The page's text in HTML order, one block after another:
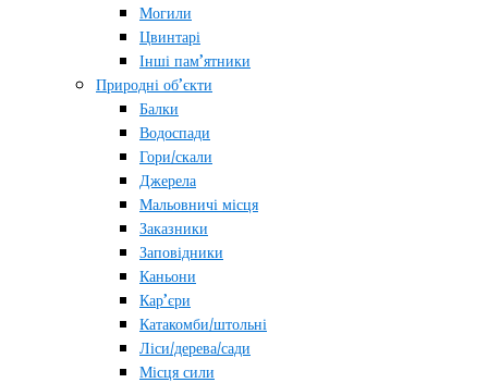
Могили
Цвинтарі
Інші пам’ятники
Природні об’єкти
Балки
Водоспади
Гори/скали
Джерела
Мальовничі місця
Заказники
Заповідники
Каньони
Кар’єри
Катакомби/штольні
Ліси/дерева/сади
Місця сили